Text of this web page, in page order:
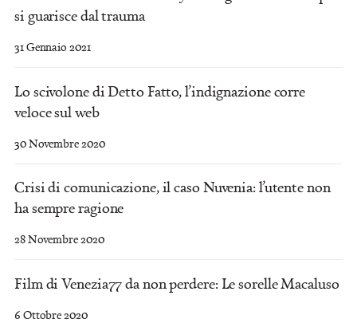
si guarisce dal trauma
31 Gennaio 2021
Lo scivolone di Detto Fatto, l’indignazione corre
veloce sul web
30 Novembre 2020
Crisi di comunicazione, il caso Nuvenia: l’utente non
ha sempre ragione
28 Novembre 2020
Film di Venezia77 da non perdere: Le sorelle Macaluso
6 Ottobre 2020